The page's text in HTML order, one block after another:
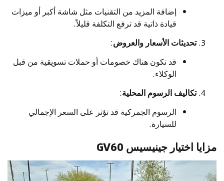
إضافة المزيد من التقنيات مثل شاشة أكبر أو ميزات
قيادة ذاتية قد ترفع التكلفة قليلاً.
تحديثات الأسعار والعروض:
قد تكون هناك خصومات أو حملات تسويقية من قبل
الوكلاء.
تكاليف الرسوم المحلية:
الرسوم الجمركية قد تؤثر على السعر الإجمالي
للسيارة.
مزايا اختيار جينيسيس GV60